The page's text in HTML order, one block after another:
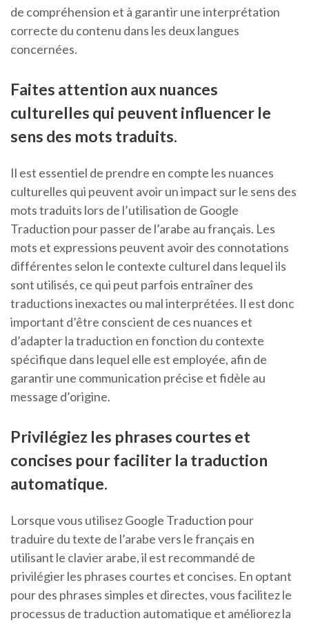
de compréhension et à garantir une interprétation
correcte du contenu dans les deux langues
concernées.
Faites attention aux nuances
culturelles qui peuvent influencer le
sens des mots traduits.
Il est essentiel de prendre en compte les nuances
culturelles qui peuvent avoir un impact sur le sens des
mots traduits lors de l’utilisation de Google
Traduction pour passer de l’arabe au français. Les
mots et expressions peuvent avoir des connotations
différentes selon le contexte culturel dans lequel ils
sont utilisés, ce qui peut parfois entraîner des
traductions inexactes ou mal interprétées. Il est donc
important d’être conscient de ces nuances et
d’adapter la traduction en fonction du contexte
spécifique dans lequel elle est employée, afin de
garantir une communication précise et fidèle au
message d’origine.
Privilégiez les phrases courtes et
concises pour faciliter la traduction
automatique.
Lorsque vous utilisez Google Traduction pour
traduire du texte de l’arabe vers le français en
utilisant le clavier arabe, il est recommandé de
privilégier les phrases courtes et concises. En optant
pour des phrases simples et directes, vous facilitez le
processus de traduction automatique et améliorez la